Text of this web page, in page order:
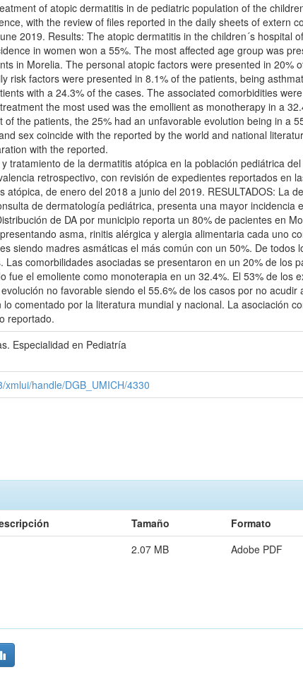
of atopic dermatitis in de pediatric population of the
with the review of files reported in the daily sheets of extern
2019. Results: The atopic dermatitis in the children´s hospital
in women won a 55%. The most affected age group was
in Morelia. The personal atopic factors were presented in 20%
risk factors were presented in 8.1% of the patients, being
with a 24.3% of the cases. The associated comorbidities
the most used was the emollient as monotherapy in a
the patients, the 25% had an unfavorable evolution being in a
sex coincide with the reported by the world and national
with the reported.
tratamiento de la dermatitis atópica en la población pediátrica
retrospectivo, con revisión de expedientes reportados en
atópica, de enero del 2018 a junio del 2019. RESULTADOS: La
de dermatología pediátrica, presenta una mayor incidencia
de DA por municipio reporta un 80% de pacientes en
asma, rinitis alérgica y alergia alimentaria cada uno
siendo madres asmáticas el más común con un 50%. De
Las comorbilidades asociadas se presentaron en un 20% de los
fue el emoliente como monoterapia en un 32.4%. El 53% de los
no favorable siendo el 55.6% de los casos por no
comentado por la literatura mundial y nacional. La asociación
reportado.
Especialidad en Pediatría
handle/DGB_UMICH/4330
Tamaño
Formato
2.07 MB Adobe PDF